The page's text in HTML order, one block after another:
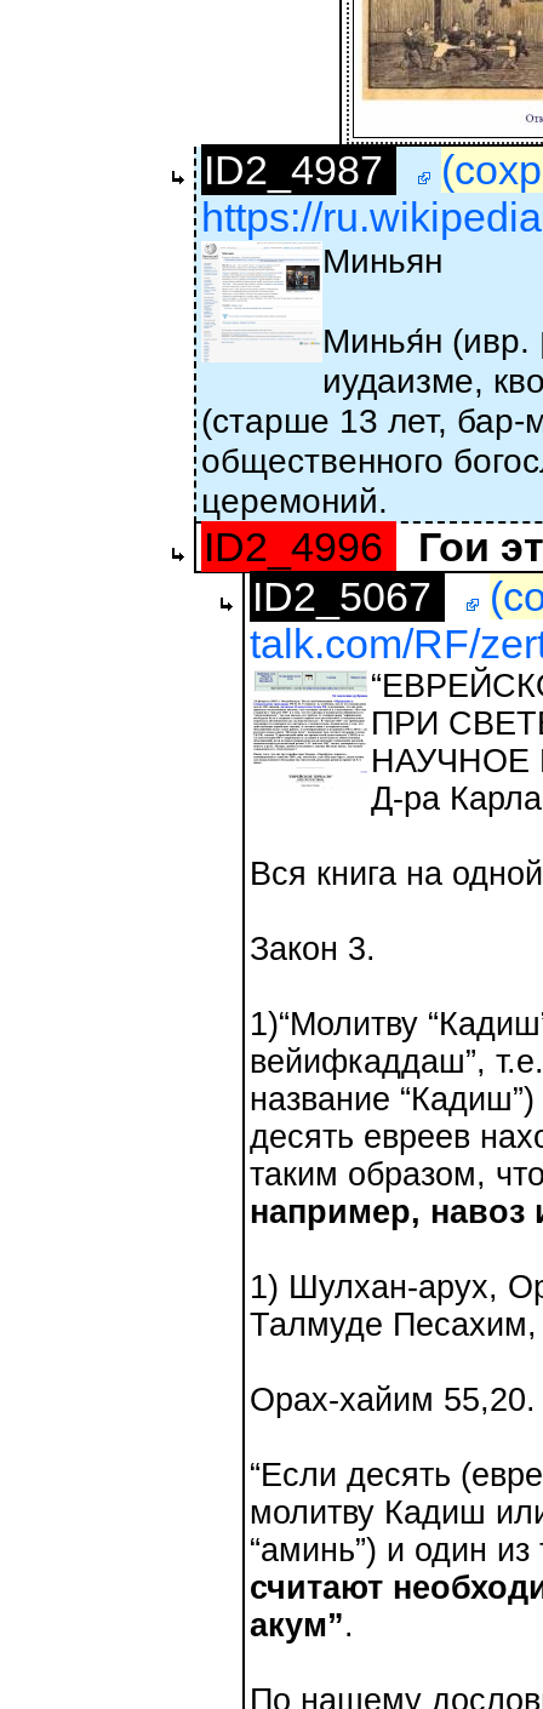
ID2_4987
https://
Миньян
Минья́н (ивр. ‏מִנְיָן‏‎ — счёт, подсчёт, число) — в
иудаизме,
(старше 13 лет,
общественного
церемоний.
ID2_4996
Гои
ID2_5067
talk.com/RF/
ПРИ
НАУЧНОЕ
Д-ра
Вся книга на
Закон 3.
1)“Молитву
вейифкаддаш”,
название
десять евреев
таким образом,
например, навоз
1) Шулхан-арух,
Талмуде
Орах-хайим 55,20.
“Если десять
молитву Кадиш
“аминь”) и один
считают
акум”.
По нашему